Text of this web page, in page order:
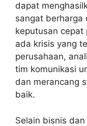
dapat
sangat berharga
keputusan cepat
ada krisis yang
perusahaan,
tim komunikasi
dan merancang
baik.
Selain bisnis